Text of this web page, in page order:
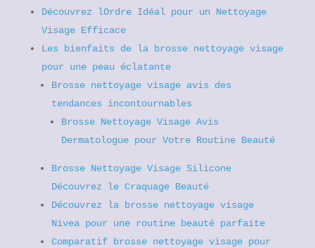
Découvrez lOrdre Idéal pour un Nettoyage
Visage Efficace
Les bienfaits de la brosse nettoyage visage
pour une peau éclatante
Brosse nettoyage visage avis des
tendances incontournables
Brosse Nettoyage Visage Avis
Dermatologue pour Votre Routine Beauté
Brosse Nettoyage Visage Silicone
Découvrez le Craquage Beauté
Découvrez la brosse nettoyage visage
Nivea pour une routine beauté parfaite
Comparatif brosse nettoyage visage pour